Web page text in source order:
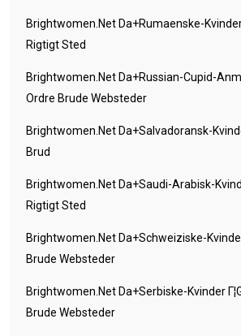
Brightwomen.net Da+rumaenske-
Rigtigt Sted
Brightwomen.net Da+russian-Cupid-
Ordre Brude Websteder
Brightwomen.net Da+salvadoransk-
Brud
Brightwomen.net Da+saudi-Arabisk-
Rigtigt Sted
Brightwomen.net Da+schweiziske-
Brude Websteder
Brightwomen.net Da+serbiske-Kvinder
Brude Websteder